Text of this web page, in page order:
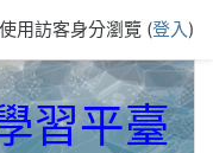
用訪客身分瀏覽 (登入)
習平臺